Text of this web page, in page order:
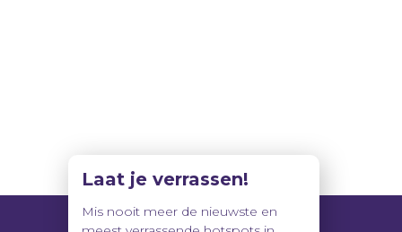
Laat je verrassen!
Mis nooit meer de nieuwste en